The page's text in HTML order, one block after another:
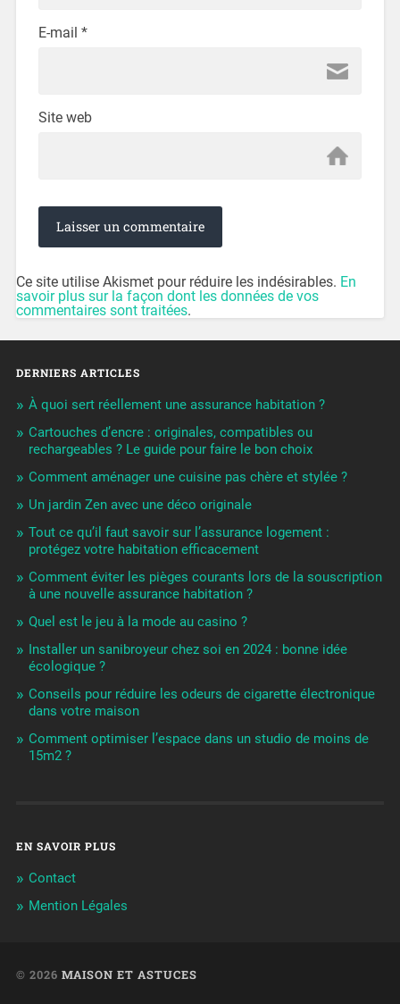
E-mail *
Site web
Ce site utilise Akismet pour réduire les indésirables. En
savoir plus sur la façon dont les données de vos
commentaires sont traitées.
DERNIERS ARTICLES
À quoi sert réellement une assurance habitation ?
Cartouches d’encre : originales, compatibles ou
rechargeables ? Le guide pour faire le bon choix
Comment aménager une cuisine pas chère et stylée ?
Un jardin Zen avec une déco originale
Tout ce qu’il faut savoir sur l’assurance logement :
protégez votre habitation efficacement
Comment éviter les pièges courants lors de la souscription
à une nouvelle assurance habitation ?
Quel est le jeu à la mode au casino ?
Installer un sanibroyeur chez soi en 2024 : bonne idée
écologique ?
Conseils pour réduire les odeurs de cigarette électronique
dans votre maison
Comment optimiser l’espace dans un studio de moins de
15m2 ?
EN SAVOIR PLUS
Contact
Mention Légales
© 2026 MAISON ET ASTUCES